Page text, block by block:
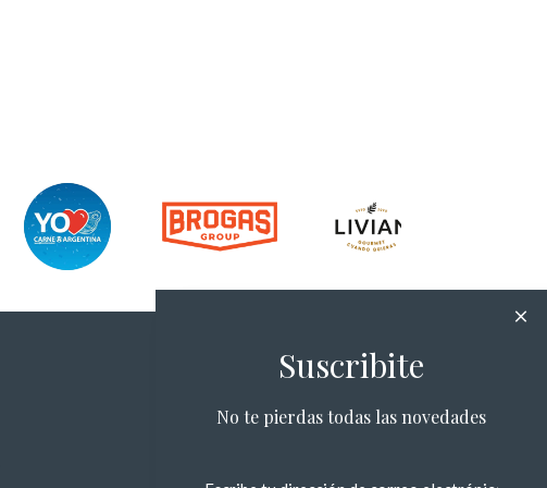
Suscribite
No te pierdas todas las novedades